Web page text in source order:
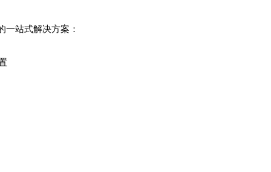
一站式解决方案：